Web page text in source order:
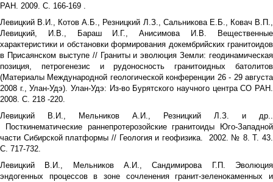
РАН. 2009. С. 166-169 .
Левицкий В.И., Котов А.Б., Резницкий Л.З., Сальникова Е.Б., Ковач В.П.,
Левицкий, И.В., Бараш И.Г., Анисимова И.В. Вещественные
характеристики и обстановки формирования докембрийских гранитоидов
в Присаянском выступе // Граниты и эволюция Земли: геодинамическая
позиция, петрогенезис и рудоносность гранитоидных батолитов
(Материалы Международной геологической конференции 26 - 29 августа
2008 г., Улан-Удэ). Улан-Удэ: Из-во Бурятского научного центра СО РАН.
2008. С. 218 -220.
Левицкий В.И., Мельников А.И., Резницкий Л.З. и др..
Посткинематические раннепротерозойские гранитоиды Юго-Западной
части Сибирской платформы // Геология и геофизика. 2002. № 8. Т. 43.
С. 717-732.
Левицкий В.И., Мельников А.И., Сандимирова Г.П. Эволюция
эндогенных процессов в зоне сочленения гранит-зеленокаменных и